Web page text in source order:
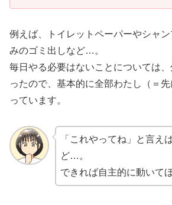
例えば、トイレットペーパーやシャ
みのゴミ出しなど…。
毎日やる必要はないことについては
ったので、基本的に全部わたし（＝
っています。
「これやってね」と言え
ど…。
できれば自主的に動いてほ